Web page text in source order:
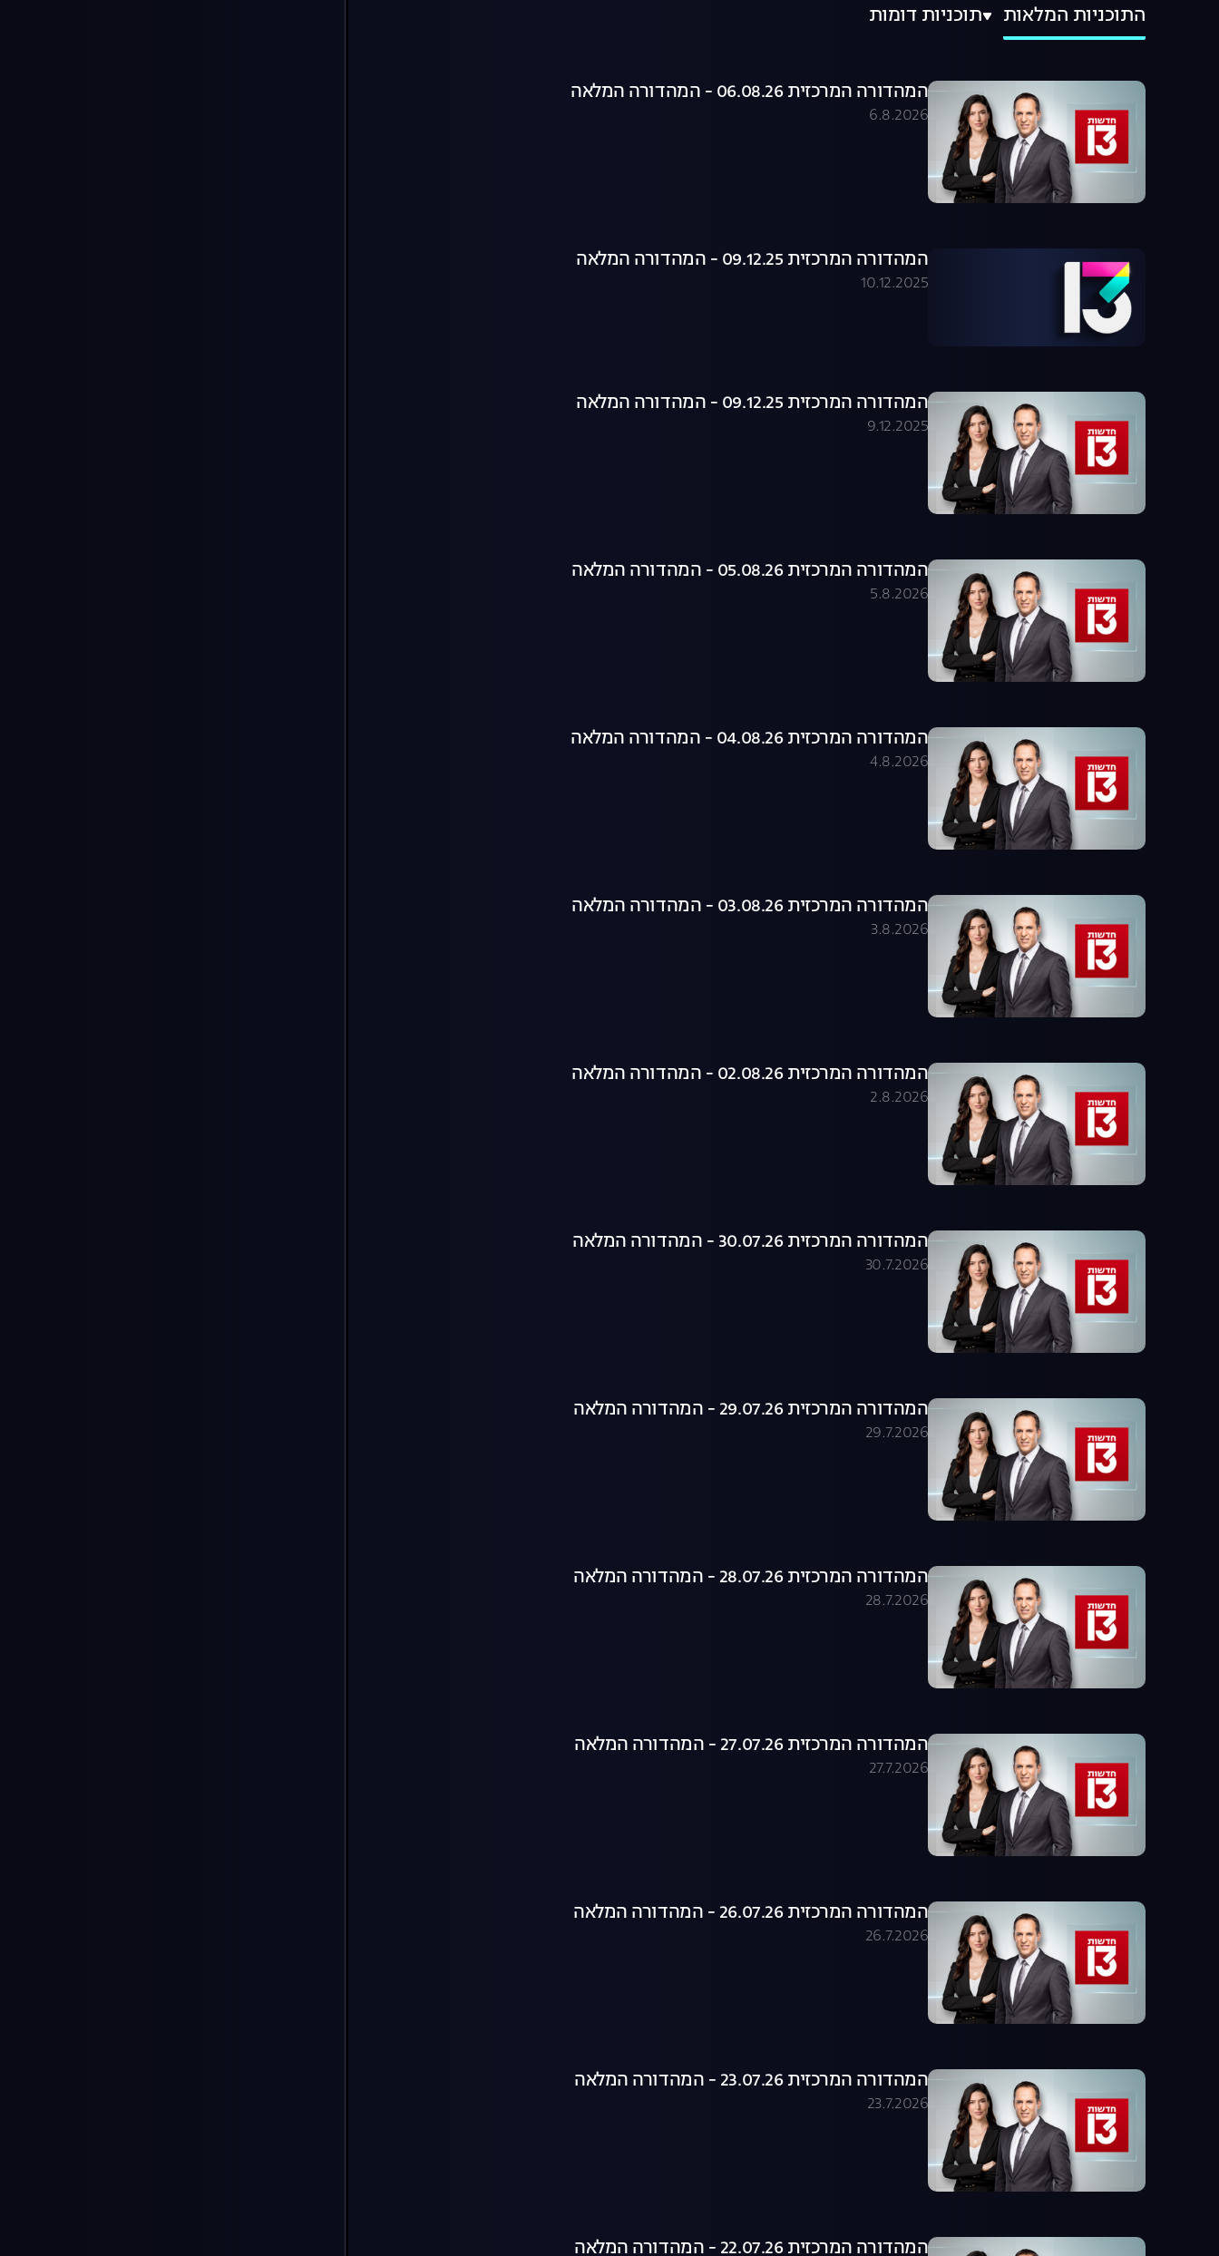
התוכניות המלאות תוכניות דומות
המהדורה המרכזית 06.08.26 - המהדורה המלאה
6.8.2026
המהדורה המרכזית 09.12.25 - המהדורה המלאה
10.12.2025
המהדורה המרכזית 09.12.25 - המהדורה המלאה
9.12.2025
המהדורה המרכזית 05.08.26 - המהדורה המלאה
5.8.2026
המהדורה המרכזית 04.08.26 - המהדורה המלאה
4.8.2026
המהדורה המרכזית 03.08.26 - המהדורה המלאה
3.8.2026
המהדורה המרכזית 02.08.26 - המהדורה המלאה
2.8.2026
המהדורה המרכזית 30.07.26 - המהדורה המלאה
30.7.2026
המהדורה המרכזית 29.07.26 - המהדורה המלאה
29.7.2026
המהדורה המרכזית 28.07.26 - המהדורה המלאה
28.7.2026
המהדורה המרכזית 27.07.26 - המהדורה המלאה
27.7.2026
המהדורה המרכזית 26.07.26 - המהדורה המלאה
26.7.2026
המהדורה המרכזית 23.07.26 - המהדורה המלאה
23.7.2026
המהדורה המרכזית 22.07.26 - המהדורה המלאה